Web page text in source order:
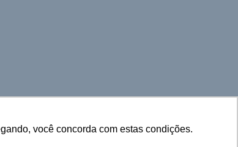
você concorda com estas condições.